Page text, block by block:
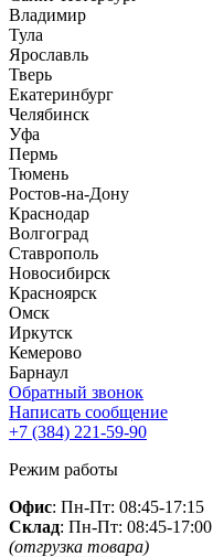
Владимир
Тула
Ярославль
Тверь
Екатеринбург
Челябинск
Уфа
Пермь
Тюмень
Ростов-на-Дону
Краснодар
Волгоград
Ставрополь
Новосибирск
Красноярск
Омск
Иркутск
Кемерово
Барнаул
Обратный звонок
Написать сообщение
+7 (384) 221-59-90
Режим работы
Офис: Пн-Пт: 08:45-17:15
Склад: Пн-Пт: 08:45-17:00
(отгрузка товара)